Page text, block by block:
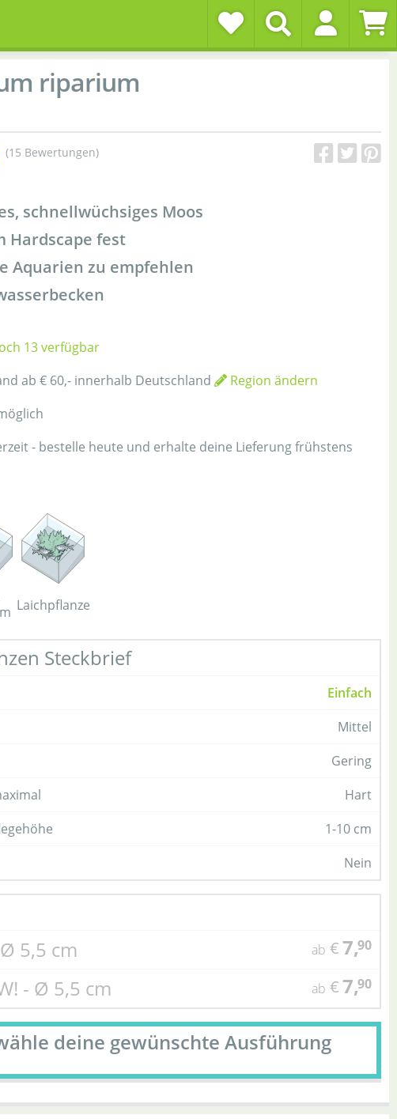
riparium
(15 Bewertungen)
schnellwüchsiges Moos
Hardscape fest
Aquarien zu empfehlen
13 verfügbar
ab € 60,- innerhalb Deutschland
Region ändern
- bestelle heute und erhalte deine Lieferung frühstens
Laichpflanze
Steckbrief
Einfach
Mittel
Gering
Hart
1-10 cm
Nein
5,5 cm
ab €7,90
- Ø 5,5 cm ab €7,90
deine gewünschte Ausführung